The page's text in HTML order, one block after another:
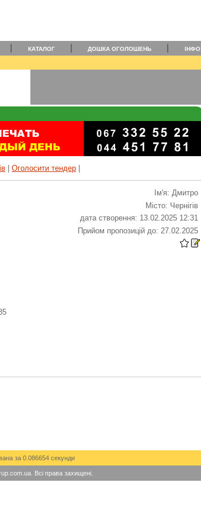
КАТАЛОГ ДОШКА ОГОЛОШЕНЬ ІНФО
Оголосити тендер
Ім'я: Дмитро
Місто: Чернігів
дата створення: 13.02.2025 12:31
Прийом пропозицій до: 27.02.2025
за 0.086654 секунди
Всі права захищені.